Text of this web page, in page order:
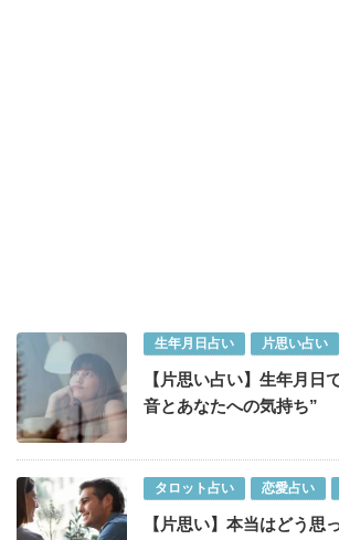
生年月日占い 片思い占い
【片思い占い】生年月日
音とあなたへの気持ち”
タロット占い 恋愛占い
【片思い】本当はどう思